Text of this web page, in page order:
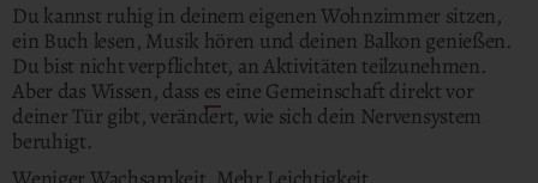
Du kannst ruhig in deinem eigenen Wohnzimmer sitzen,
ein Buch lesen, Musik hören und deinen Balkon genießen.
Du bist nicht verpflichtet, an Aktivitäten teilzunehmen.
Aber das Wissen, dass es eine Gemeinschaft direkt vor
deiner Tür gibt, verändert, wie sich dein Nervensystem
beruhigt.